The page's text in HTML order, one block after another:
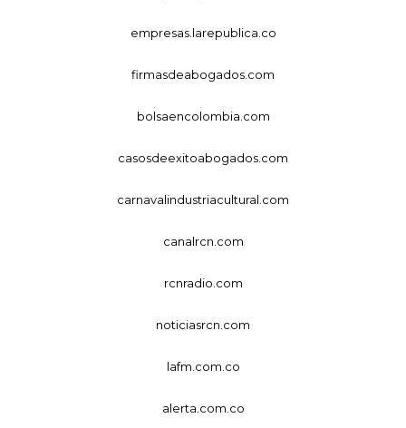
empresas.larepublica.co
firmasdeabogados.com
bolsaencolombia.com
casosdeexitoabogados.com
carnavalindustriacultural.com
canalrcn.com
rcnradio.com
noticiasrcn.com
lafm.com.co
alerta.com.co